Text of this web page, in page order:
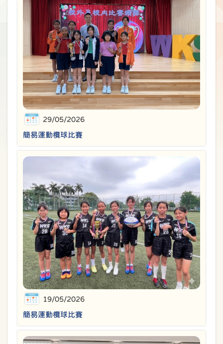
29/05/2026
簡易運動欖球比賽
19/05/2026
簡易運動欖球比賽